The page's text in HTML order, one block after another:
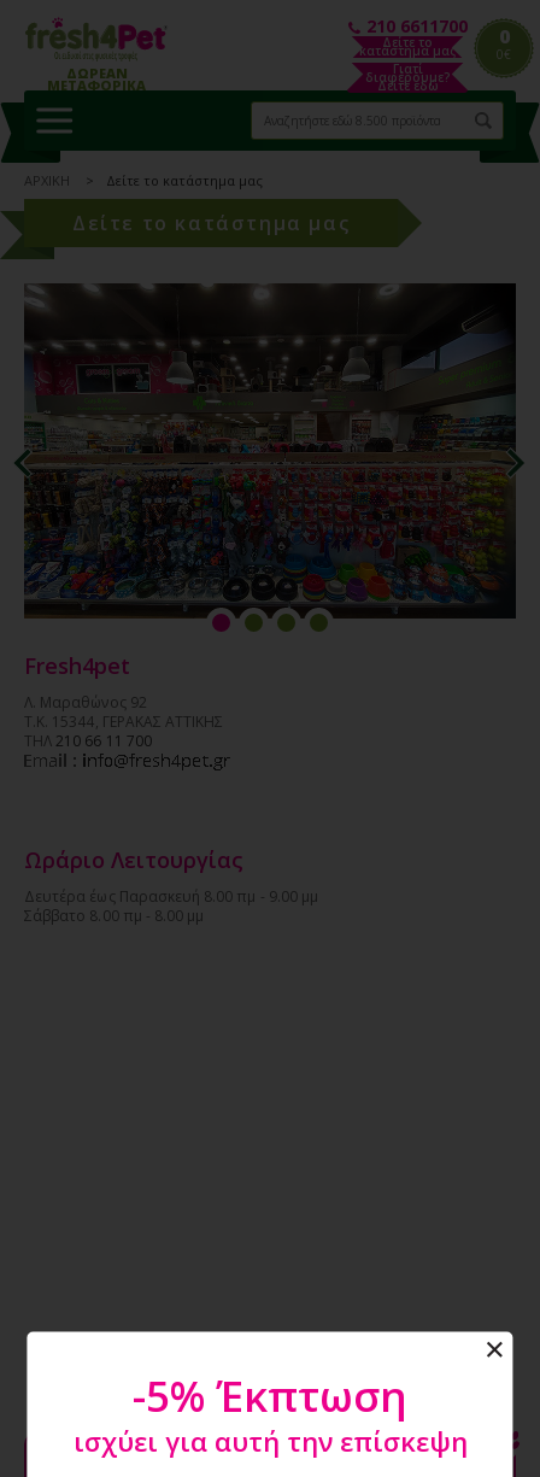
0
0€
ΔΩΡΕΑΝ
ΜΕΤΑΦΟΡΙΚΑ
Δείτε το
κατάστημα μας
Γιατί
διαφέρουμε?
Δείτε εδώ
210 6611700
ΑΡΧΙΚΗ Δείτε το κατάστημα μας
Δείτε το κατάστημα μας
Fresh4pet
Λ. Μαραθώνος 92
Τ.Κ. 15344, ΓΕΡΑΚΑΣ ΑΤΤΙΚΗΣ
ΤΗΛ 210 66 11 700
Ωράριο Λειτουργίας
Δευτέρα έως Παρασκευή 8.00 πμ - 9.00 μμ
Σάββατο 8.00 πμ - 8.00 μμ
Επιλέξτε την
-5% Έκπτωση
ισχύει για αυτή την επίσκεψη